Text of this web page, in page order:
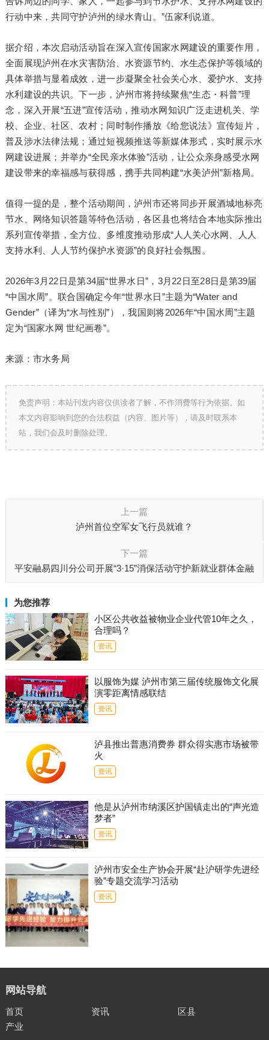
行动中来，共同守护泸州的绿水青山。”伍家利说道。
据介绍，本次启动活动旨在深入宣传国家水网建设的重要作用，
全面展现泸州在水灾害防治、水资源节约、水生态保护等领域的
具体举措与显着成效，进一步凝聚全社会关心水、爱护水、支持
水利建设的共识。下一步，泸州市将持续聚焦“生态・科普”理
念，深入开展“五进”宣传活动，推动水网知识广泛走进机关、学
校、企业、社区、农村；同时制作播放《给您说法》宣传短片，
普及涉水法律法规；通过短视频推送等新媒体形式，实时展示水
网建设进展；并举办“全民亲水体验”活动，让公众亲身感受水网
建设带来的幸福感与获得感，携手共同构建“水美泸州”新格局。
值得一提的是，整个活动期间，泸州市还将同步开展酒城地标亮
节水、网络知识答题等特色活动，各区县也将结合本地实际推出
系列宣传举措，全方位、多维度推动形成“人人关心水网、人人
支持水利、人人节约保护水资源”的良好社会氛围。
2026年3月22日是第34届“世界水日”，3月22日至28日是第39届
“中国水周”。联合国确定今年“世界水日”主题为“Water and
Gender”（译为“水与性别”），我国则将2026年“中国水周”主题
定为“国家水网 世纪画卷”。
来源：市水务局
免责声明：本站刊发内容仅供读者了解，不作消费等行为依据。如
本文内容影响到您的合法权益（内容、图片等），请及时联系本
站，我们会及时删除处理。
上一篇
泸州首位空军女飞行员就谁？
下一篇
平安融易四川分公司开展“3·15”消保活动守护新就业群体金融
为您推荐
小区公共收益被物业企业代管10年之久，
合理吗？
资讯
以服饰为媒 泸州市第三届传统服饰文化展
演零距离情感联结
资讯
泸县推出普惠消费券 群众得实惠市场被带
火
资讯
他是从泸州市纳溪区护国镇走出的“声光造
梦者”
资讯
泸州市安全生产协会开展“赴沪研学先进经
验”专题交流学习活动
资讯
网站导航
首页 资讯
区县
产业